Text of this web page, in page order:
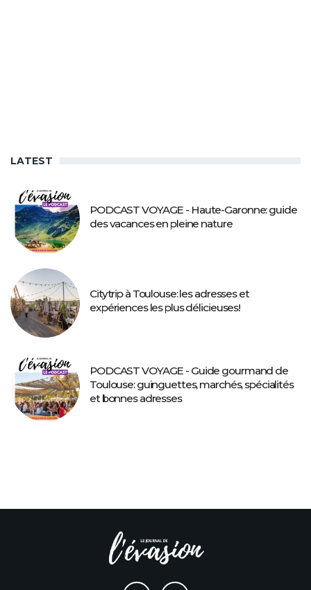
LATEST
PODCAST VOYAGE - Haute-Garonne: guide
des vacances en pleine nature
Citytrip à Toulouse: les adresses et
expériences les plus délicieuses!
PODCAST VOYAGE - Guide gourmand de
Toulouse: guinguettes, marchés, spécialités
et bonnes adresses